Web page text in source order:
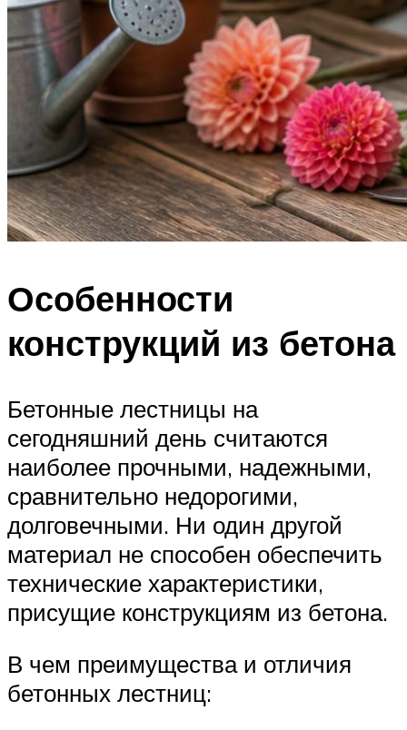
Особенности
конструкций из бетона
Бетонные лестницы на
сегодняшний день считаются
наиболее прочными, надежными,
сравнительно недорогими,
долговечными. Ни один другой
материал не способен обеспечить
технические характеристики,
присущие конструкциям из бетона.
В чем преимущества и отличия
бетонных лестниц: